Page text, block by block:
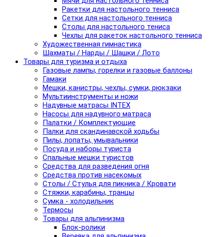
Ракетки для настольного тенниса
Сетки для настольного тенниса
Столы для настольного тениса
Чехлы для ракеток настольного тенниса
Художественная гимнастика
Шахматы / Нарды / Шашки / Лото
Товары для туризма и отдыха
Газовые лампы, горелки и газовые баллоны
Гамаки
Мешки, канистры, чехлы, сумки, рюкзаки
Мультиинструменты и ножи
Надувные матрасы INTEX
Насосы для надувного матраса
Палатки / Комплектующие
Палки для скандинавской ходьбы
Пилы, лопаты, умывальники
Посуда и наборы туриста
Спальные мешки туристов
Средства для разведения огня
Средства против насекомых
Столы / Стулья для пикника / Кровати
Стяжки, карабины, транцы
Сумка - холодильник
Термосы
Товары для альпинизма
Блок-ролики